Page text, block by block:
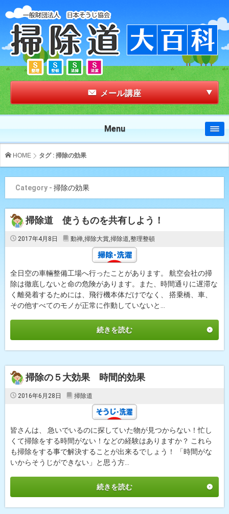
メール講座
Menu
HOME タグ : 掃除の効果
Category - 掃除の効果
掃除道 使うものを共有しよう！
2017年4月8日 動禅,掃除大賞,掃除道,整理整頓
全日空の車輛整備工場へ行ったことがあります。 航空会社の掃
除は徹底しないと命の危険があります。また、時間通りに遅滞な
く離発着するためには、飛行機本体だけでなく、 搭乗橋、車、
その他すべてのモノが正常に作動していないと...
続きを読む
掃除の５大効果 時間的効果
2016年6月28日 掃除道
皆さんは、 急いでいるのに探していた物が見つからない！忙し
くて掃除をする時間がない！などの経験はありますか？ これら
も掃除をする事で解決することが出来るでしょう！ 「時間がな
いからそうじができない」と思う方...
続きを読む